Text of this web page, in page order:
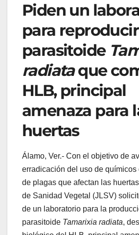
Piden un
para
parasitoide
radiataque
HLB, principal
amenaza para
huertas
Álamo, Ver.- Con el objetivo de
erradicación del uso de químicos
de plagas que afectan las
de Sanidad Vegetal (JLSV)
de un laboratorio para la
parasitoide Tamarixia radiata,